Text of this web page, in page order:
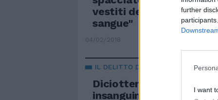
further
I want
vestiti della vittima
sangue"
04/02/2018
IL DELITTO DI MACERATA
Diciottenne fatta a
insanguinate a casa del